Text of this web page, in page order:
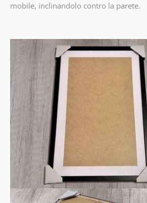
mobile, inclinandolo contro la parete.